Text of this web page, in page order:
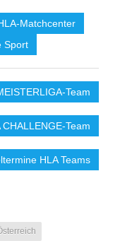
Matchcenter
Sport
Team
Team
HLA Teams